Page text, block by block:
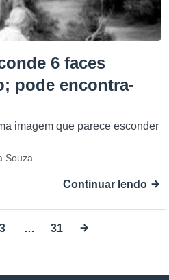
6 faces
pode encontra-
imagem que parece esconder
Souza
Continuar lendo
3 … 31